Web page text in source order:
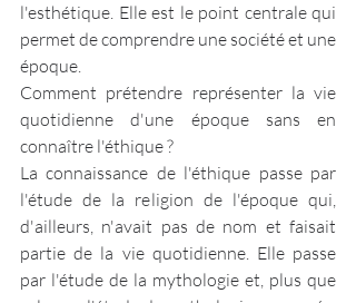
l'esthétique. Elle est le point centrale qui
permet de comprendre une société et une
époque.
Comment prétendre représenter la vie
quotidienne d'une époque sans en
connaître l'éthique ?
La connaissance de l'éthique passe par
l'étude de la religion de l'époque qui,
d'ailleurs, n'avait pas de nom et faisait
partie de la vie quotidienne. Elle passe
par l'étude de la mythologie et, plus que